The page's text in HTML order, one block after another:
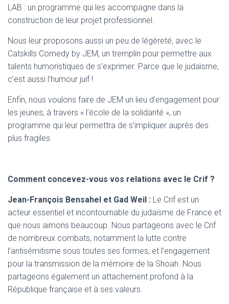
LAB : un programme qui les accompagne dans la
construction de leur projet professionnel.
Nous leur proposons aussi un peu de légèreté, avec le
Catskills Comedy by JEM, un tremplin pour permettre aux
talents humoristiques de s’exprimer. Parce que le judaïsme,
c’est aussi l’humour juif !
Enfin, nous voulons faire de JEM un lieu d’engagement pour
les jeunes, à travers « l’école de la solidarité », un
programme qui leur permettra de s’impliquer auprès des
plus fragiles.
Comment concevez-vous vos relations avec le Crif ?
Jean-François Bensahel et Gad Weil : Le Crif est un
acteur essentiel et incontournable du judaïsme de France et
que nous aimons beaucoup. Nous partageons avec le Crif
de nombreux combats, notamment la lutte contre
l’antisémitisme sous toutes ses formes, et l’engagement
pour la transmission de la mémoire de la Shoah. Nous
partageons également un attachement profond à la
République française et à ses valeurs.